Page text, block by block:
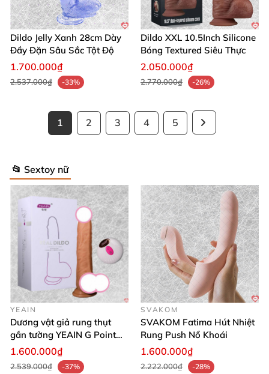
Dildo Jelly Xanh 28cm Dày
Đầy Đặn Sâu Sắc Tột Độ
1.700.000₫
2.537.000₫ -33%
Dildo XXL 10.5Inch Silicone
Bóng Textured Siêu Thực
2.050.000₫
2.770.000₫ -26%
1 2 3 4 5
📂 Sextoy nữ
YEAIN
Dương vật giả rung thụt
gắn tường YEAIN G Point
tỏa nhiệt điều khiển từ xa
1.600.000₫
2.539.000₫
-37%
SVAKOM
SVAKOM Fatima Hút Nhiệt
Rung Push Nổ Khoái
1.600.000₫
2.222.000₫
-28%